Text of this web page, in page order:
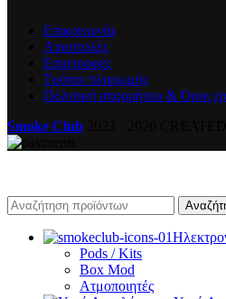
Επικοινωνία
Αποστολές
Επιστροφές
Τρόποι πληρωμής
Πολιτική απορρήτου & Όροι
Smoke Club
Pods / Kits
Box Mod
Ατμοποιητές